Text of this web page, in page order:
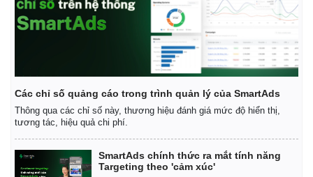
Các chỉ số quảng cáo trong trình quản lý của SmartAds
Thông qua các chỉ số này, thương hiệu đánh giá mức độ hiển thị,
tương tác, hiệu quả chi phí.
SmartAds chính thức ra mắt tính năng
Targeting theo 'cảm xúc'